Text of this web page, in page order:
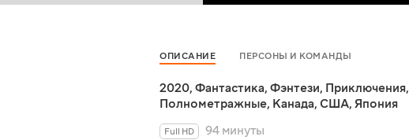
ОПИСАНИЕ ПЕРСОНЫ И КОМАНДЫ
2020, Фантастика, Фэнтези, Приключения,
Полнометражные, Канада, США, Япония
Full HD
94 минуты